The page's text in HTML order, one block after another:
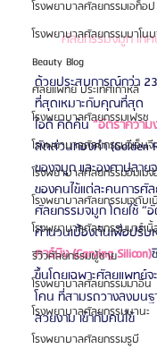
โรงพยาบาลศัลยกรรมเอท็อป
โรงพยาบาลศัลยกรรมบาโน
Beauty Blog
ศัลยแพทย์ ประเทศเกาหลี
โรงพยาบาลศัลยกรรมเฟรช
โรงพยาบาลศัลยกรรมจีเอ็นจี
โรงพยาบาลศัลยกรรมอิมเม
โรงพยาบาลศัลยกรรมเจดับ
โรงพยาบาลศัลยกรรมมาร์เ
รีวิวศัลยกรรมผู้ชาย
โรงพยาบาลศัลยกรรมมาอิน
โรงพยาบาลศัลยกรรมนานะ
โรงพยาบาลศัลยกรรมรูบี
ศัลยกรรมจมูก เทค
ด้วยประสบการณ์กว่า
ที่สุดเหมาะกับคุณที่สุด
ไอดี คิดค้น “อัตราควา
สัดส่วนทองคำ (Golden
ของจมูก และองศาปลา
ของคนไข้แต่ละคนการศั
ศัลยกรรมจมูก โดยใช้ “
คำนวนเบื้องต้นเพื่อปรับ
คาร์บิง (Carving Silicon)
ขึ้นโดยเฉพาะศัลยแพทย์
โคน ที่สามรถวางลงบน
สวยงาม เข้ากับคนไข้